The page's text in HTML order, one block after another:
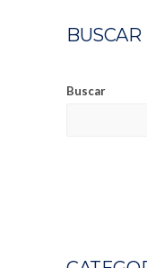
BUSCAR
Buscar